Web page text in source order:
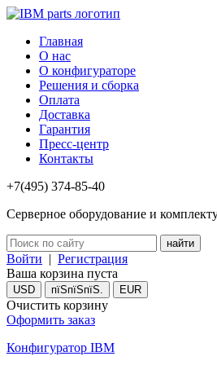
Главная
О нас
О конфигураторе
Решения и сборка
Оплата
Доставка
Гарантия
Пресс-центр
Контакты
+7(495) 374-85-40
Серверное оборудование и
Войти | Регистрация
Ваша корзина пуста
USD пїЅпїЅпїЅ. EUR
Очистить корзину
Оформить заказ
Конфигуратор IBM